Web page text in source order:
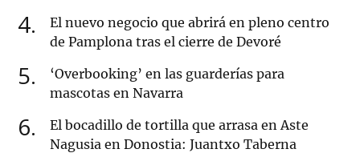
4
El nuevo negocio que abrirá en pleno centro
de Pamplona tras el cierre de Devoré
5
‘Overbooking’ en las guarderías para
mascotas en Navarra
6
El bocadillo de tortilla que arrasa en Aste
Nagusia en Donostia: Juantxo Taberna